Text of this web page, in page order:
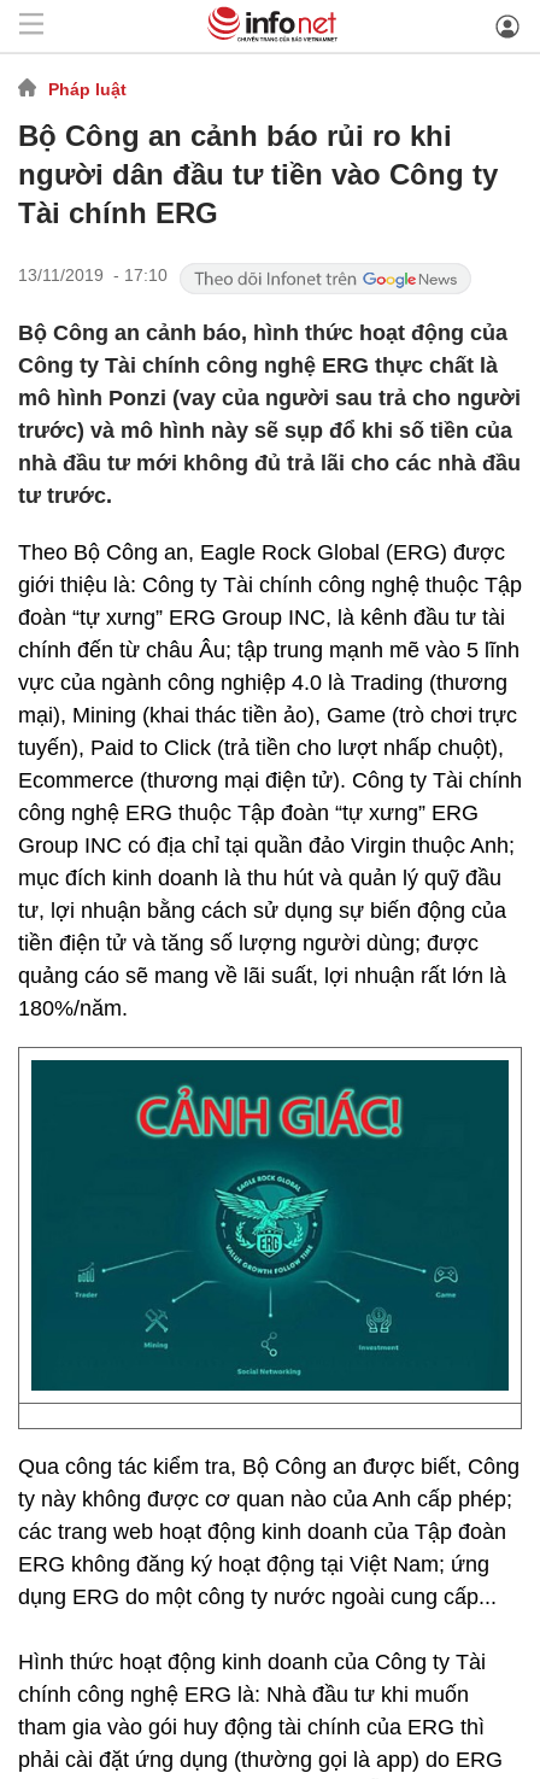
Pháp luật
Bộ Công an cảnh báo rủi ro khi
người dân đầu tư tiền vào Công ty
Tài chính ERG
13/11/2019 - 17:10
Bộ Công an cảnh báo, hình thức hoạt động của
Công ty Tài chính công nghệ ERG thực chất là
mô hình Ponzi (vay của người sau trả cho người
trước) và mô hình này sẽ sụp đổ khi số tiền của
nhà đầu tư mới không đủ trả lãi cho các nhà đầu
tư trước.
Theo Bộ Công an, Eagle Rock Global (ERG) được
giới thiệu là: Công ty Tài chính công nghệ thuộc Tập
đoàn “tự xưng” ERG Group INC, là kênh đầu tư tài
chính đến từ châu Âu; tập trung mạnh mẽ vào 5 lĩnh
vực của ngành công nghiệp 4.0 là Trading (thương
mại), Mining (khai thác tiền ảo), Game (trò chơi trực
tuyến), Paid to Click (trả tiền cho lượt nhấp chuột),
Ecommerce (thương mại điện tử). Công ty Tài chính
công nghệ ERG thuộc Tập đoàn “tự xưng” ERG
Group INC có địa chỉ tại quần đảo Virgin thuộc Anh;
mục đích kinh doanh là thu hút và quản lý quỹ đầu
tư, lợi nhuận bằng cách sử dụng sự biến động của
tiền điện tử và tăng số lượng người dùng; được
quảng cáo sẽ mang về lãi suất, lợi nhuận rất lớn là
180%/năm.
Qua công tác kiểm tra, Bộ Công an được biết, Công
ty này không được cơ quan nào của Anh cấp phép;
các trang web hoạt động kinh doanh của Tập đoàn
ERG không đăng ký hoạt động tại Việt Nam; ứng
dụng ERG do một công ty nước ngoài cung cấp...
Hình thức hoạt động kinh doanh của Công ty Tài
chính công nghệ ERG là: Nhà đầu tư khi muốn
tham gia vào gói huy động tài chính của ERG thì
phải cài đặt ứng dụng (thường gọi là app) do ERG